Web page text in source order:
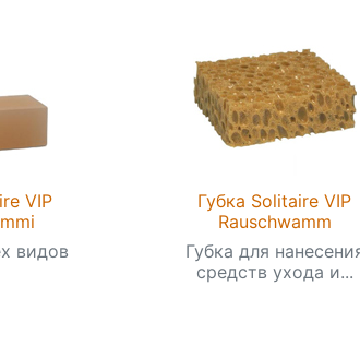
VIP
видов
Губка Solitaire VIP
Rauschwamm
Губка для
средств ухода и...